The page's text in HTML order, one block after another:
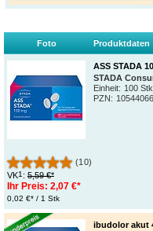
Foto Produktdaten
ASS STADA
STADA
Einheit: 100
PZN: 10544066
(10)
VK1 : 5,59 €*
Ihr Preis: 2,07 €*
0,02 €* / 1 Stk
ibudolor akut